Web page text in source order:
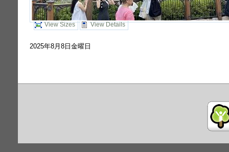
View Sizes View Details
2025年8月8日金曜日